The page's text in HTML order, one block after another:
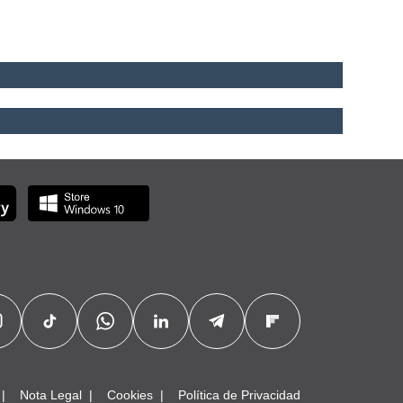
Nota Legal Cookies Política de Privacidad